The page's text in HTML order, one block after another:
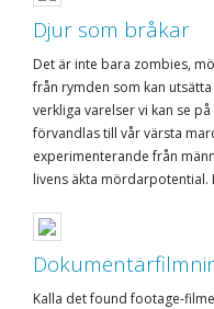
Djur som bråkar
Det är inte bara zombies,
från rymden som kan
verkliga varelser vi kan se
förvandlas till vår värsta
experimenterande från
livens äkta mördarpotential.
Kalla det found footage-